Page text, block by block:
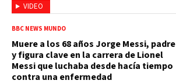
VIDEO
BBC NEWS MUNDO
Muere a los 68 años Jorge Messi, padre
y figura clave en la carrera de Lionel
Messi que luchaba desde hacía tiempo
contra una enfermedad